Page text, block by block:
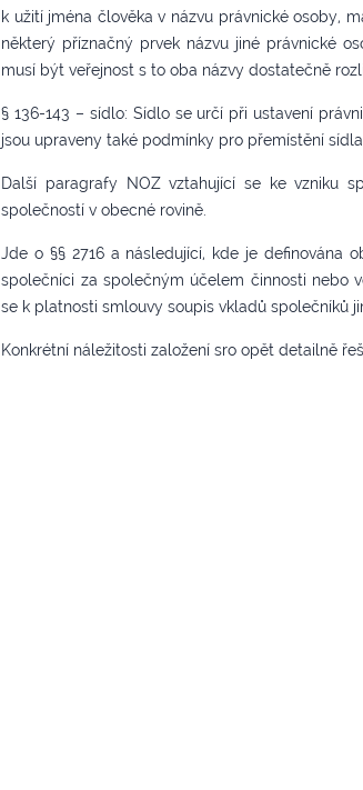
k užití jména člověka v názvu právnické osoby,
některý příznačný prvek názvu jiné právnické
musí být veřejnost s to oba názvy dostatečně
§ 136-143 – sídlo: Sídlo se určí při ustavení
jsou upraveny také podmínky pro přemístění
Další paragrafy NOZ vztahující se ke vzniku
společností v obecné rovině.
Jde o §§ 2716 a následující, kde je definována
společníci za společným účelem činnosti nebo
se k platnosti smlouvy soupis vkladů společníků
Konkrétní náležitosti založení sro opět detailně